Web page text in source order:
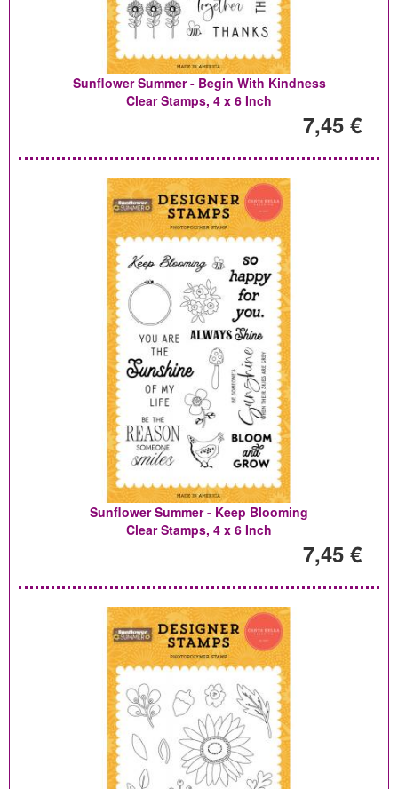
Sunflower Summer - Begin With Kindness
Clear Stamps, 4 x 6 Inch
7,45 €
Sunflower Summer - Keep Blooming
Clear Stamps, 4 x 6 Inch
7,45 €